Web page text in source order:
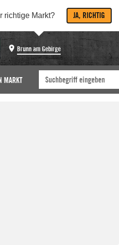
richtige Markt? JA, RICHTIG
Brunn am Gebirge
MARKT